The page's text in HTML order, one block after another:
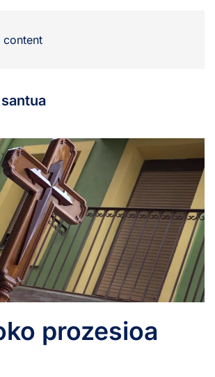
content
prozesioa